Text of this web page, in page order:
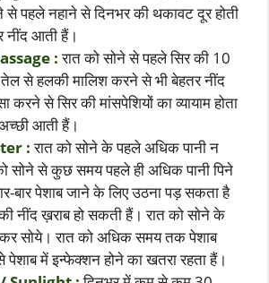
से पहले नहाने से दिनभर की थकावट दूर होती
नींद आती हैं।
:रात को सोने से पहले सिर की 10
से हलकी मालिश करने से भी बेहतर नींद
करने से सिर की मांसपेशियों का व्यायाम होता
आती हैं।
:रात को सोने के पहले अधिक पानी न
सोने से कुछ समय पहले ही अधिक पानी पिने
बार पेशाब जाने के लिए उठना पड़ सकता है
नींद ख़राब हो सकती हैं। रात को सोने के
सोये। रात को अधिक समय तक पेशाब
में इन्फेक्शन होने का खतरा रहता हैं।